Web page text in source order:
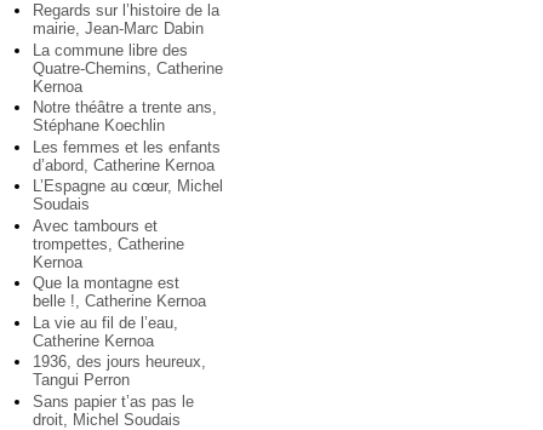
Regards sur l’histoire de la
mairie, Jean-Marc Dabin
La commune libre des
Quatre-Chemins, Catherine
Kernoa
Notre théâtre a trente ans,
Stéphane Koechlin
Les femmes et les enfants
d’abord, Catherine Kernoa
L’Espagne au cœur, Michel
Soudais
Avec tambours et
trompettes, Catherine
Kernoa
Que la montagne est
belle !, Catherine Kernoa
La vie au fil de l’eau,
Catherine Kernoa
1936, des jours heureux,
Tangui Perron
Sans papier t’as pas le
droit, Michel Soudais